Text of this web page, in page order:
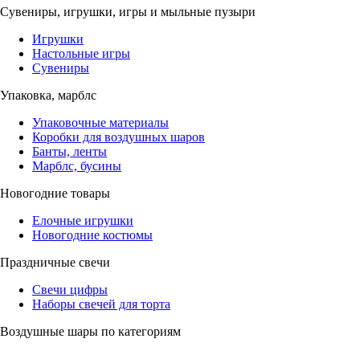
Сувениры, игрушки, игры и мыльные пузыри
Игрушки
Настольные игры
Сувениры
Упаковка, марблс
Упаковочные материалы
Коробки для воздушных шаров
Банты, ленты
Марблс, бусины
Новогодние товары
Елочные игрушки
Новогодние костюмы
Праздничные свечи
Свечи цифры
Наборы свечей для торта
Воздушные шары по категориям